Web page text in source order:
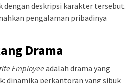
deskripsi karakter tersebut.
pengalaman pribadinya
Drama
Employee adalah drama yang
dinamika perkantoran yang sibuk